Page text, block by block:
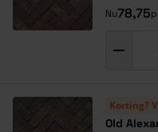
Nu78,75
Korting?
Old